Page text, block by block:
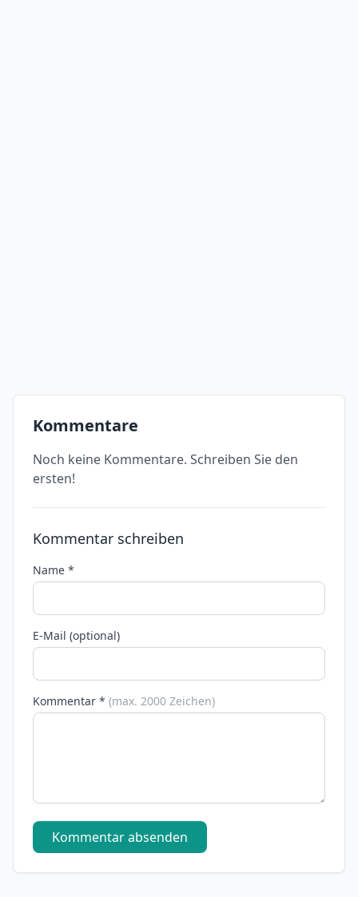
Kommentare
Noch keine Kommentare. Schreiben Sie den
ersten!
Kommentar schreiben
Name *
E-Mail (optional)
Kommentar * (max. 2000 Zeichen)
Kommentar absenden